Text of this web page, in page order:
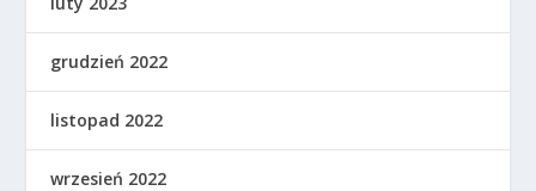
grudzień 2022
listopad 2022
wrzesień 2022